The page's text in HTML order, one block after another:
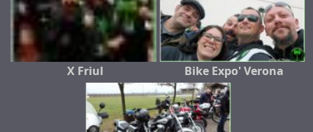
X Friul Bike Expo' Verona